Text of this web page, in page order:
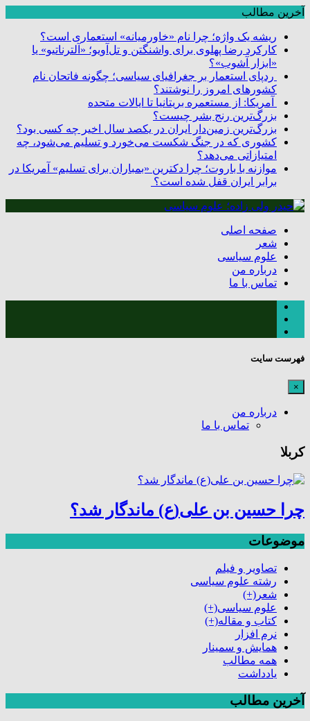
آخرین مطالب
ریشه یک واژه؛ چرا نام «خاورمیانه» استعماری است؟
کارکرد رضا پهلوی برای واشنگتن و تل‌آویو؛ «آلترناتیو» یا
«ابزار آشوب»؟
ردپای استعمار بر جغرافیای سیاسی؛ چگونه فاتحان نام
کشورهای امروز را نوشتند؟
آمریکا: از مستعمره بریتانیا تا ایالات متحده
بزرگ‌ترین رنج بشر چیست؟
بزرگ‌ترین زمین‌دار ایران در یکصد سال اخیر چه کسی بود؟
کشوری که در جنگ شکست می‌خورد و تسلیم می‌شود، چه
امتیازاتی می‌دهد؟
موازنه با باروت؛ چرا دکترین «بمباران برای تسلیم» آمریکا در
برابر ایران قفل شده است؟
صفحه اصلی
شعر
علوم سیاسی
درباره من
تماس با ما
فهرست سایت
×
درباره من
تماس با ما
کربلا
چرا حسین بن علی(ع) ماندگار شد؟
موضوعات
تصاویر و فیلم
رشته علوم سیاسی
شعر (+)
علوم سیاسی(+)
کتاب و مقاله(+)
نرم افزار
همایش و سمینار
همه مطالب
یادداشت
آخرین مطالب